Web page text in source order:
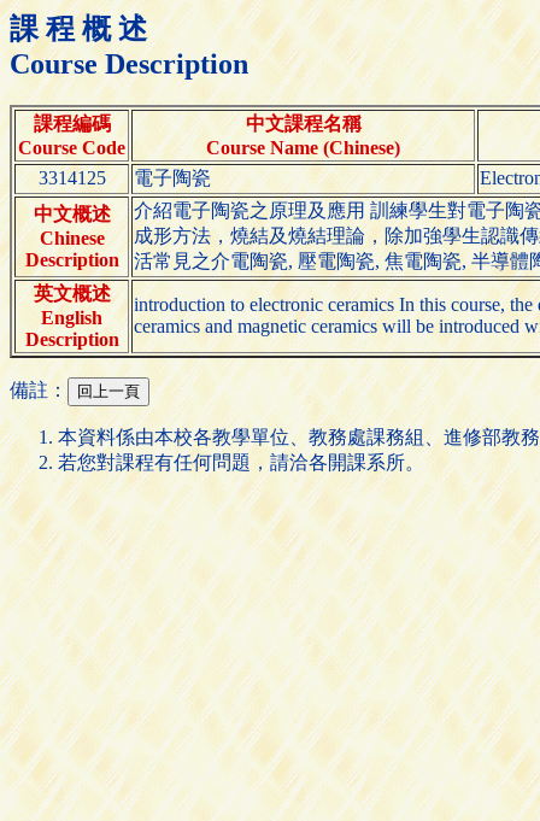
課 程 概 述
Course Description
課程編碼
Course Code
中文課程名稱
Course Name (Chinese)
3314125
電子陶瓷
中文概述
Chinese
Description
介紹電子陶瓷之原理及應用 訓練學生對電子陶
成形方法，燒結及燒結理論，除加強學生認識
活常見之介電陶瓷, 壓電陶瓷, 焦電陶瓷, 半導
英文概述
English
Description
introduction to electronic ceramics In this course,
ceramics and magnetic ceramics will be introduced
備註：
本資料係由本校各教學單位、教務處課務組、進修部教
若您對課程有任何問題，請洽各開課系所。